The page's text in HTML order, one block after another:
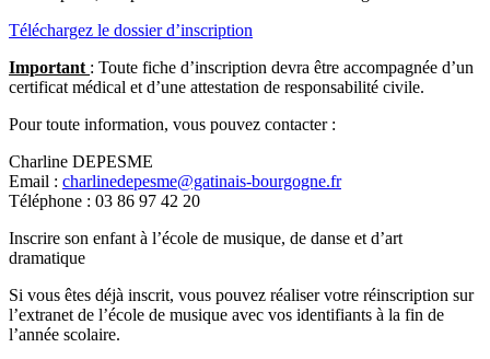
Téléchargez le dossier d’inscription
Important : Toute fiche d’inscription devra être accompagnée d’un
certificat médical et d’une attestation de responsabilité civile.
Pour toute information, vous pouvez contacter :
Charline DEPESME
Email : charlinedepesme@gatinais-bourgogne.fr
Téléphone : 03 86 97 42 20
Inscrire son enfant à l’école de musique, de danse et d’art
dramatique
Si vous êtes déjà inscrit, vous pouvez réaliser votre réinscription sur
l’extranet de l’école de musique avec vos identifiants à la fin de
l’année scolaire.